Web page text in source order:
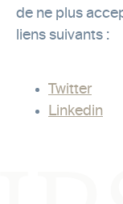
de ne plus
liens suivants :
Twitter
Linkedin